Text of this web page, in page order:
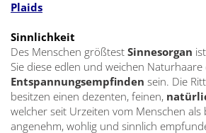
Plaids
Sinnlichkeit
Des Menschen größtest Sinnesorgan
Sie diese edlen und weichen
Entspannungsempfinden sein. Die
besitzen einen dezenten, feinen,
welcher seit Urzeiten vom Menschen als
angenehm, wohlig und sinnlich